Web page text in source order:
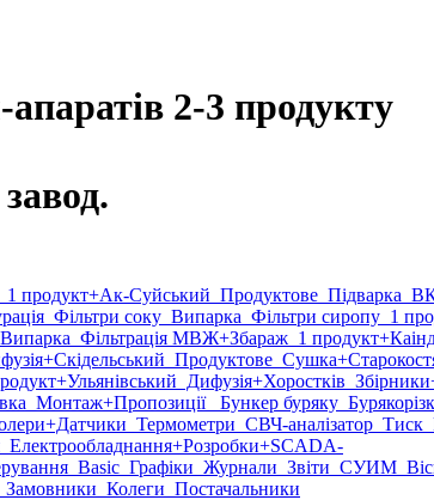
2-3 продукту
1 продукт+Ак-Суйський Продуктове Підварка
Фільтри соку Випарка Фільтри сиропу 1
Випарка Фільтрація МВЖ+Збараж 1 продукт
+Скідельський Продуктове Сушка
+Ульянівський Дифузія+Хоростків Збірники
Монтаж+Пропозиції Бункер буряку
+Датчики Термометри СВЧ-аналізатор Тиск
Електрообладнання+Розробки+SCADA-
Basic Графіки Журнали Звіти СУИМ
Замовники Колеги Постачальники